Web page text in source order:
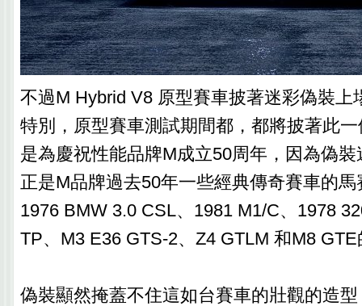
不過M Hybrid V8 原型賽車披著迷彩偽裝上
特別，原型賽車測試期間都，都將披著此
是為慶祝性能品牌M成立50周年，因為偽
正是M品牌過去50年一些經典傳奇賽車的
1976 BMW 3.0 CSL、1981 M1/C、1978
TP、M3 E36 GTS-2、Z4 GTLM 和M8
偽裝顯然掩蓋不住這如台賽車的壯觀的造